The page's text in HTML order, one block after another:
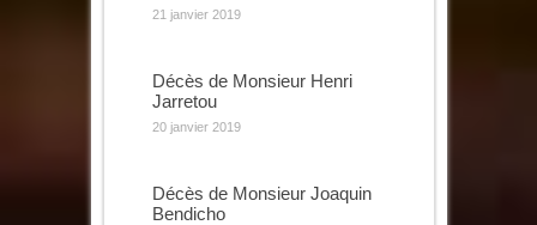
21 janvier 2019
Décès de Monsieur Henri
Jarretou
20 janvier 2019
Décès de Monsieur Joaquin
Bendicho